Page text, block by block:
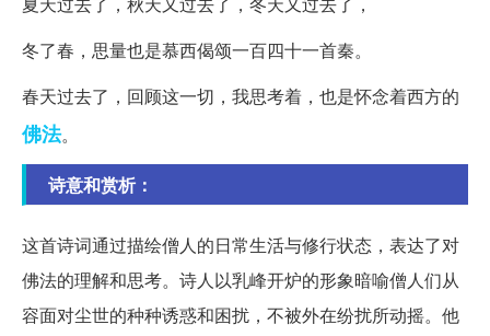
冬了春，思量也是慕西偈颂一百四十一首秦。
春天过去了，回顾这一切，我思考着，也是怀念着西方的
佛法。
诗意和赏析：
这首诗词通过描绘僧人的日常生活与修行状态，表达了对
佛法的理解和思考。诗人以乳峰开炉的形象暗喻僧人们从
容面对尘世的种种诱惑和困扰，不被外在纷扰所动摇。他